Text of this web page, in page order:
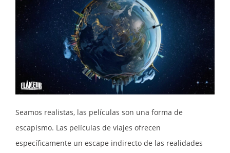
Seamos realistas, las películas son una forma de
escapismo. Las películas de viajes ofrecen
específicamente un escape indirecto de las realidades